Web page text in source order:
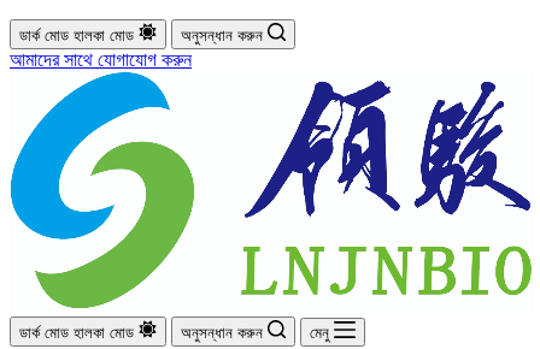
ডার্ক মোড হালকা মোড অনুসন্ধান করুন
আমাদের সাথে যোগাযোগ করুন
ডার্ক মোড হালকা মোড অনুসন্ধান করুন মেনু